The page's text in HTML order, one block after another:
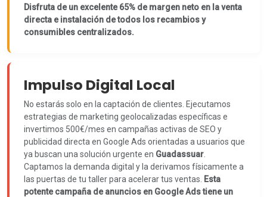
Disfruta de un excelente 65% de margen neto en la venta
directa e instalación de todos los recambios y
consumibles centralizados.
Impulso Digital Local
No estarás solo en la captación de clientes. Ejecutamos
estrategias de marketing geolocalizadas específicas e
invertimos 500€/mes en campañas activas de SEO y
publicidad directa en Google Ads orientadas a usuarios que
ya buscan una solución urgente en Guadassuar
Captamos la demanda digital y la derivamos físicamente a
las puertas de tu taller para acelerar tus ventas.
Esta
potente campaña de anuncios en Google Ads tiene un